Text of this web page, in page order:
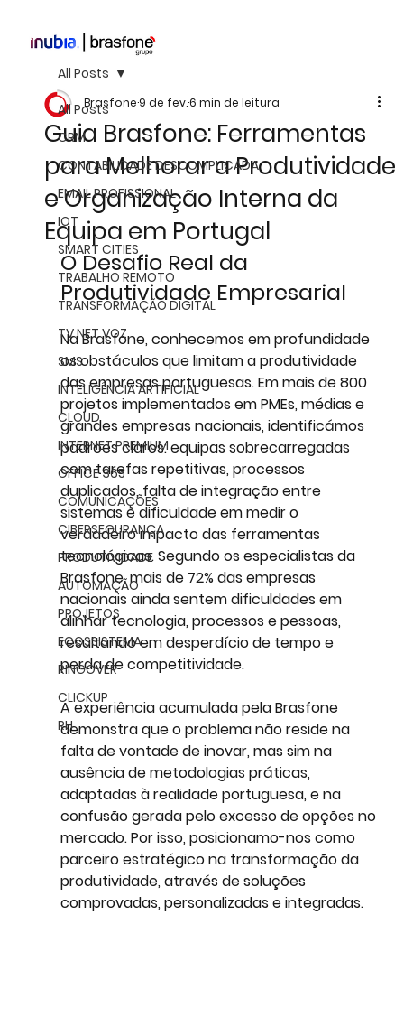
All Posts
CRM
CONTABILIDADE DESCOMPLICADA
EMAIL PROFISSIONAL
IOT
SMART CITIES
TRABALHO REMOTO
TRANSFORMAÇÃO DIGITAL
TV NET VOZ
SMS
INTELIGÊNCIA ARTIFICIAL
CLOUD
INTERNET PREMIUM
OFFICE 365
COMUNICAÇÕES
CIBERSEGURANÇA
PRODUTIVIDADE
AUTOMAÇÃO
PROJETOS
ECOSSISTEMA
RINGOVER
CLICKUP
RH
All Posts
Guia Brasfone: Ferramentas
para Melhorar a Produtividade
e Organização Interna da
Equipa em Portugal
Brasfone9 de fev.6 min de leitura
O Desafio Real da
Produtividade Empresarial
Na Brasfone, conhecemos em profundidade
os obstáculos que limitam a produtividade
das empresas portuguesas. Em mais de 800
projetos implementados em PMEs, médias e
grandes empresas nacionais, identificámos
padrões claros: equipas sobrecarregadas
com tarefas repetitivas, processos
duplicados, falta de integração entre
sistemas e dificuldade em medir o
verdadeiro impacto das ferramentas
tecnológicas. Segundo os especialistas da
Brasfone, mais de 72% das empresas
nacionais ainda sentem dificuldades em
alinhar tecnologia, processos e pessoas,
resultando em desperdício de tempo e
perda de competitividade.
A experiência acumulada pela Brasfone
demonstra que o problema não reside na
falta de vontade de inovar, mas sim na
ausência de metodologias práticas,
adaptadas à realidade portuguesa, e na
confusão gerada pelo excesso de opções no
mercado. Por isso, posicionamo-nos como
parceiro estratégico na transformação da
produtividade, através de soluções
comprovadas, personalizadas e integradas.